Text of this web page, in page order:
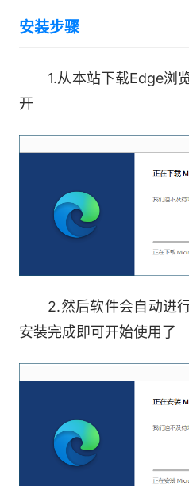
大程度地减少干扰，同时
新增功能
●AI主题生成器
使用Microsoft Edge中的
据自己的文字使用独特
器。主题会更改浏览器和
十个预先生成的主题以
安装步骤
1.从本站下载Edge浏
开
2.然后软件会自动进行
安装完成即可开始使用了